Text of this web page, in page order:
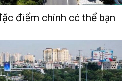
điểm chính có thể bạn